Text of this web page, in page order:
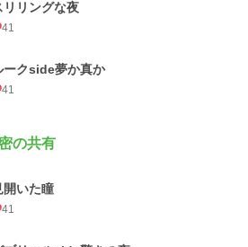
リリングな夜
41
ークside夢か真か
41
の共有
開いた瞳
41